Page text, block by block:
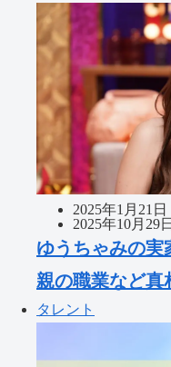
2025年1月21日
2025年10月29日
ゆうちゃみの実
親の職業など真
タレント